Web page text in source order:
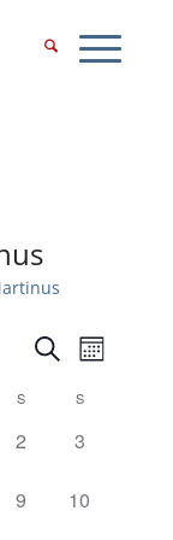
Suche
und
SucheMonat
S S
0
2
0
3
0
9
0
10